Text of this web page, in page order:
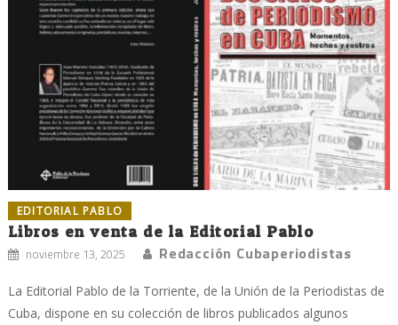
EDITORIAL PABLO
Libros en venta de la Editorial Pablo
noviembre 13, 2025 Redacción Cubaperiodistas
La Editorial Pablo de la Torriente, de la Unión de la Periodistas de
Cuba, dispone en su colección de libros publicados algunos